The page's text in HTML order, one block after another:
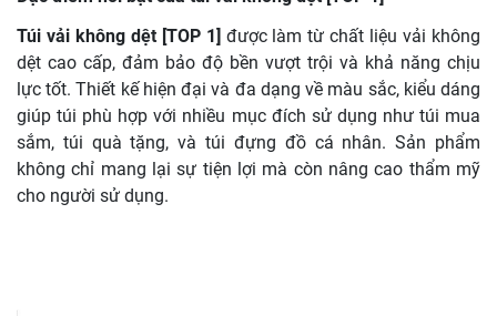
Túi vải không dệt [TOP 1] được làm từ chất liệu vải không
dệt cao cấp, đảm bảo độ bền vượt trội và khả năng chịu
lực tốt. Thiết kế hiện đại và đa dạng về màu sắc, kiểu dáng
giúp túi phù hợp với nhiều mục đích sử dụng như túi mua
sắm, túi quà tặng, và túi đựng đồ cá nhân. Sản phẩm
không chỉ mang lại sự tiện lợi mà còn nâng cao thẩm mỹ
cho người sử dụng.